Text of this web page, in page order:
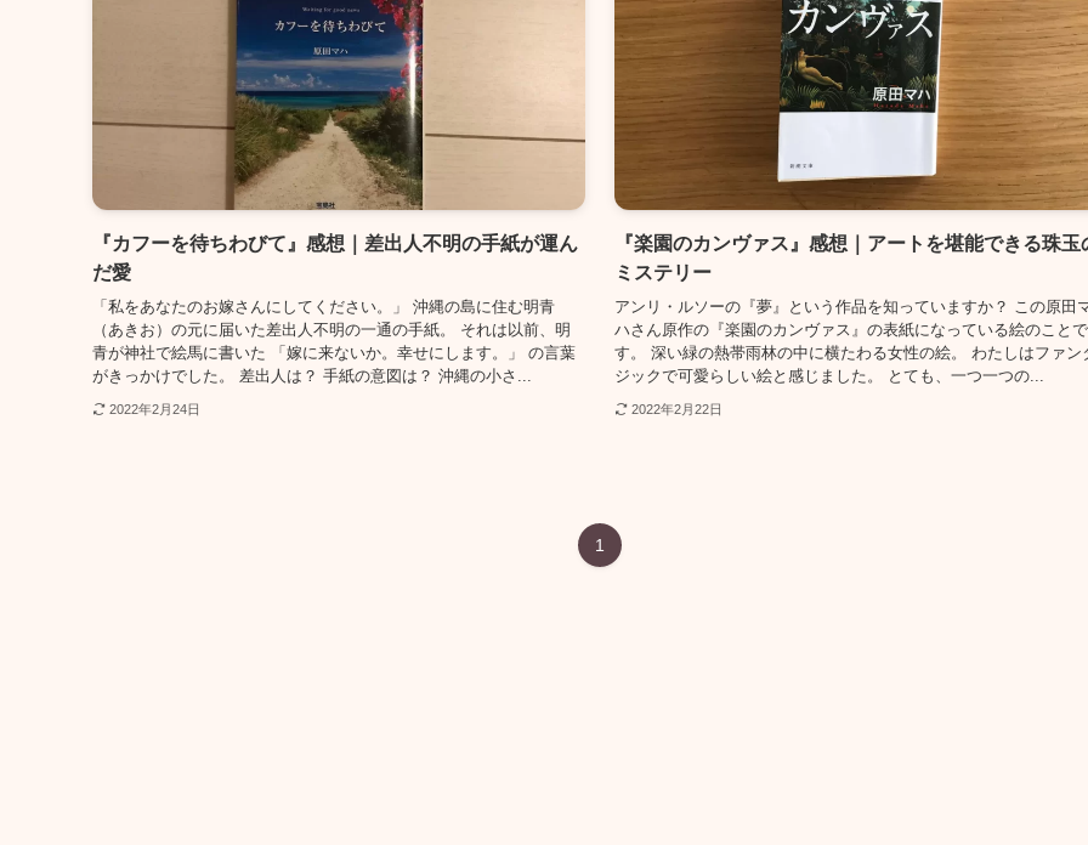
『カフーを待ちわびて』感想｜差出人不明の手紙が運ん
だ愛
「私をあなたのお嫁さんにしてください。」 沖縄の島に住む明青
（あきお）の元に届いた差出人不明の一通の手紙。 それは以前、明
青が神社で絵馬に書いた 「嫁に来ないか。幸せにします。」 の言葉
がきっかけでした。 差出人は？ 手紙の意図は？ 沖縄の小さ...
2022年2月24日
『楽園のカンヴァス』感想｜アートを堪能できる珠玉
ミステリー
アンリ・ルソーの『夢』という作品を知っていますか？ この原田
ハさん原作の『楽園のカンヴァス』の表紙になっている絵のことで
す。 深い緑の熱帯雨林の中に横たわる女性の絵。 わたしはファン
ジックで可愛らしい絵と感じました。 とても、一つ一つの...
2022年2月22日
1